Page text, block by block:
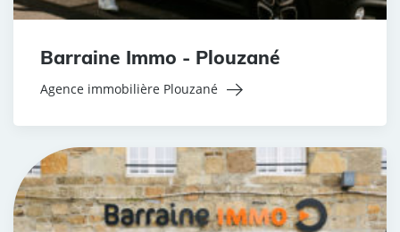
Barraine Immo - Plouzané
Agence immobilière Plouzané